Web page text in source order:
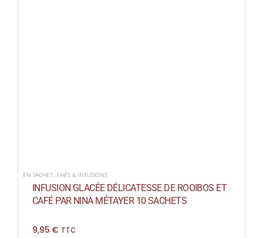
EN SACHET,THÉS & INFUSIONS
INFUSION GLACÉE DÉLICATESSE DE ROOIBOS ET
CAFÉ PAR NINA MÉTAYER 10 SACHETS
9,95 € TTC